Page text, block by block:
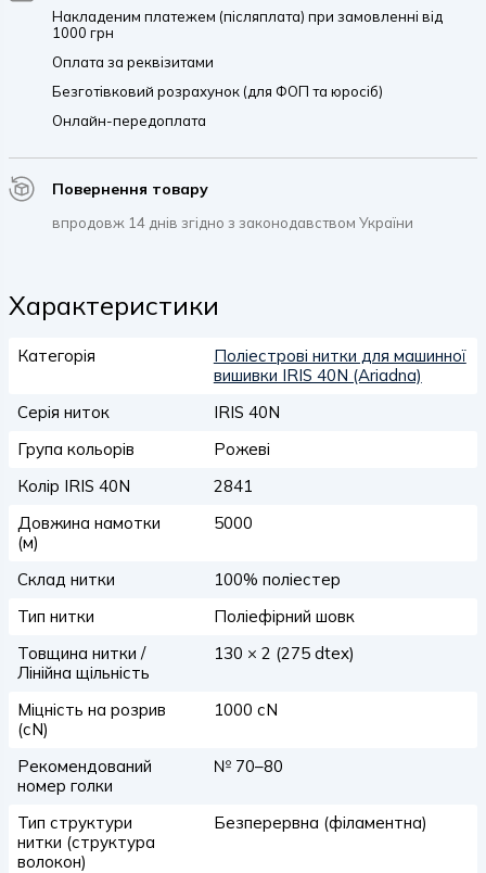
Накладеним платежем (післяплата) при замовленні від
1000 грн
Оплата за реквізитами
Безготівковий розрахунок (для ФОП та юросіб)
Онлайн-передоплата
Повернення товару
впродовж 14 днів згідно з законодавством України
Характеристики
Категорія
Поліестрові нитки для машинної
вишивки IRIS 40N (Ariadna)
Серія ниток
IRIS 40N
Група кольорів
Рожеві
Колір IRIS 40N
2841
Довжина намотки
(м)
5000
Склад нитки
100% поліестер
Тип нитки
Поліефірний шовк
Товщина нитки /
Лінійна щільність
130 × 2 (275 dtex)
Міцність на розрив
(сN)
1000 сN
Рекомендований
номер голки
№ 70–80
Тип структури
нитки (структура
волокон)
Безперервна (філаментна)